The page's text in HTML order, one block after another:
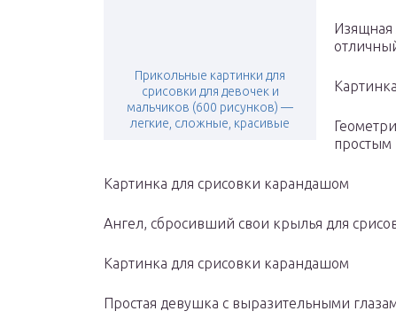
Прикольные картинки для
срисовки для девочек и
мальчиков (600 рисунков) —
легкие, сложные, красивые
Изящная
Картинка для срисовки карандашом
Ангел, сбросивший свои крылья для
Картинка для срисовки карандашом
Простая девушка с выразительными